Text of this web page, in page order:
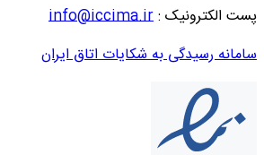
پست الکترونیک :info@iccima.ir
سامانه رسیدگی به شکایات اتاق ایران